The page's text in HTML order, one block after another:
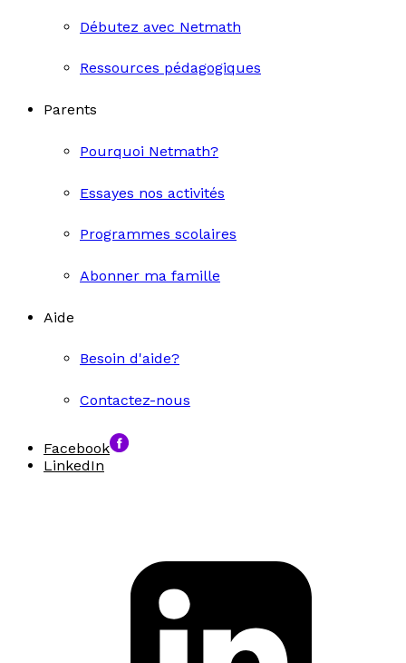
Débutez avec Netmath
Ressources pédagogiques
Parents
Pourquoi Netmath?
Essayes nos activités
Programmes scolaires
Abonner ma famille
Aide
Besoin d'aide?
Contactez-nous
Facebook
LinkedIn